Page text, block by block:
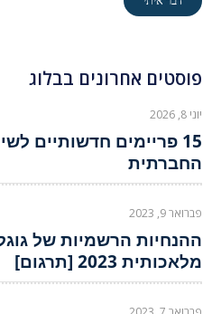
פוסטים אחרונים בבלוג
יוני 8, 2026
15 פריימים חדשותיים
החברתית
פברואר 9, 2023
ההנחיות הרשמיות של
מלאכותית 2023 [תרגום]